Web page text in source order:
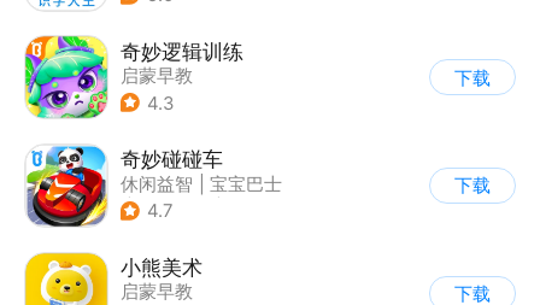
奇妙逻辑训练
启蒙早教
4.3
下载
奇妙碰碰车
休闲益智
宝宝巴士
| 儿童游戏
4.7
下载
小熊美术
启蒙早教
下载